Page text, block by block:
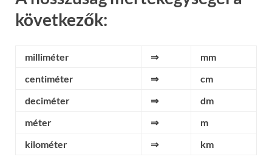
következők:
milliméter ⇒
mm
centiméter
⇒
cm
deciméter
⇒
dm
méter
⇒
m
kilométer
⇒ km